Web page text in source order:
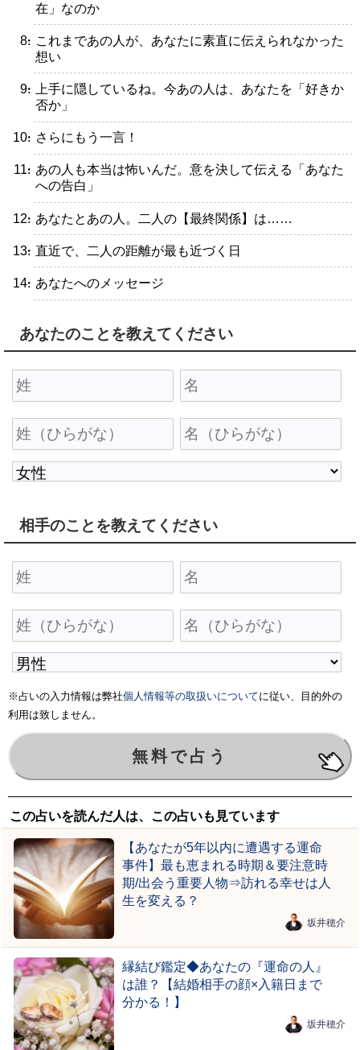
在」なのか
・これまであの人が、あなたに素直に伝えられなかった
想い
・上手に隠しているね。今あの人は、あなたを「好きか
否か」
・さらにもう一言！
・あの人も本当は怖いんだ。意を決して伝える「あなた
への告白」
・あなたとあの人。二人の【最終関係】は……
・直近で、二人の距離が最も近づく日
・あなたへのメッセージ
あなたのことを教えてください
相手のことを教えてください
※占いの入力情報は弊社個人情報等の取扱いについてに従い、目的外の
利用は致しません。
この占いを読んだ人は、この占いも見ています
【あなたが5年以内に遭遇する運命
事件】最も恵まれる時期＆要注意時
期/出会う重要人物⇒訪れる幸せは人
生を変える？
坂井穂介
縁結び鑑定◆あなたの『運命の人』
は誰？【結婚相手の顔×入籍日まで
分かる！】
坂井穂介